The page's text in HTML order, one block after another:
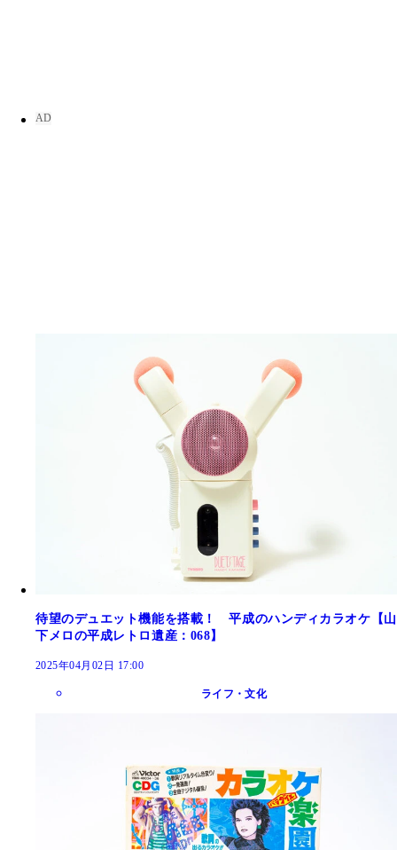
待望のデュエット機能を搭載！ 平成のハンディカラオケ【山
下メロの平成レトロ遺産：068】
2025年04月02日 17:00
ライフ・文化